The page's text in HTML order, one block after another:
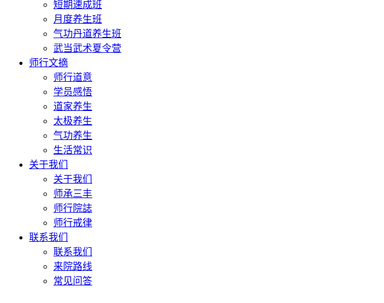
短期速成班
月度养生班
气功丹道养生班
武当武术夏令营
师行文摘
师行道意
学员感悟
道家养生
太极养生
气功养生
生活常识
关于我们
关于我们
师承三丰
师行院誌
师行戒律
联系我们
联系我们
来院路线
常见问答